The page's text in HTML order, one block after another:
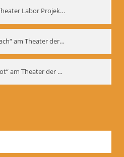
Internationales Theater Labor Projekt: Play Don Juan
„Karlsson vom Dach“ am Theater der Satire, Moskau 1985
„Warten auf Godot“ am Theater der Saire, Moskau 1980er